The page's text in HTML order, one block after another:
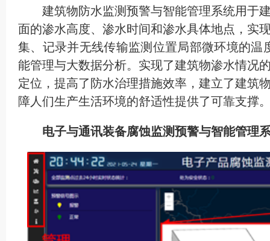
建筑物防水监测预警与智能管理系统用于
面的渗水高度、渗水时间和渗水具体地点，实
集、记录并无线传输监测位置局部微环境的
能管理与大数据分析。实现了建筑物渗水情况
定位，提高了防水治理措施效率，建立了建筑
障人们生产生活环境的舒适性提供了可靠支撑
电子与通讯装备腐蚀监测预警与智能管理